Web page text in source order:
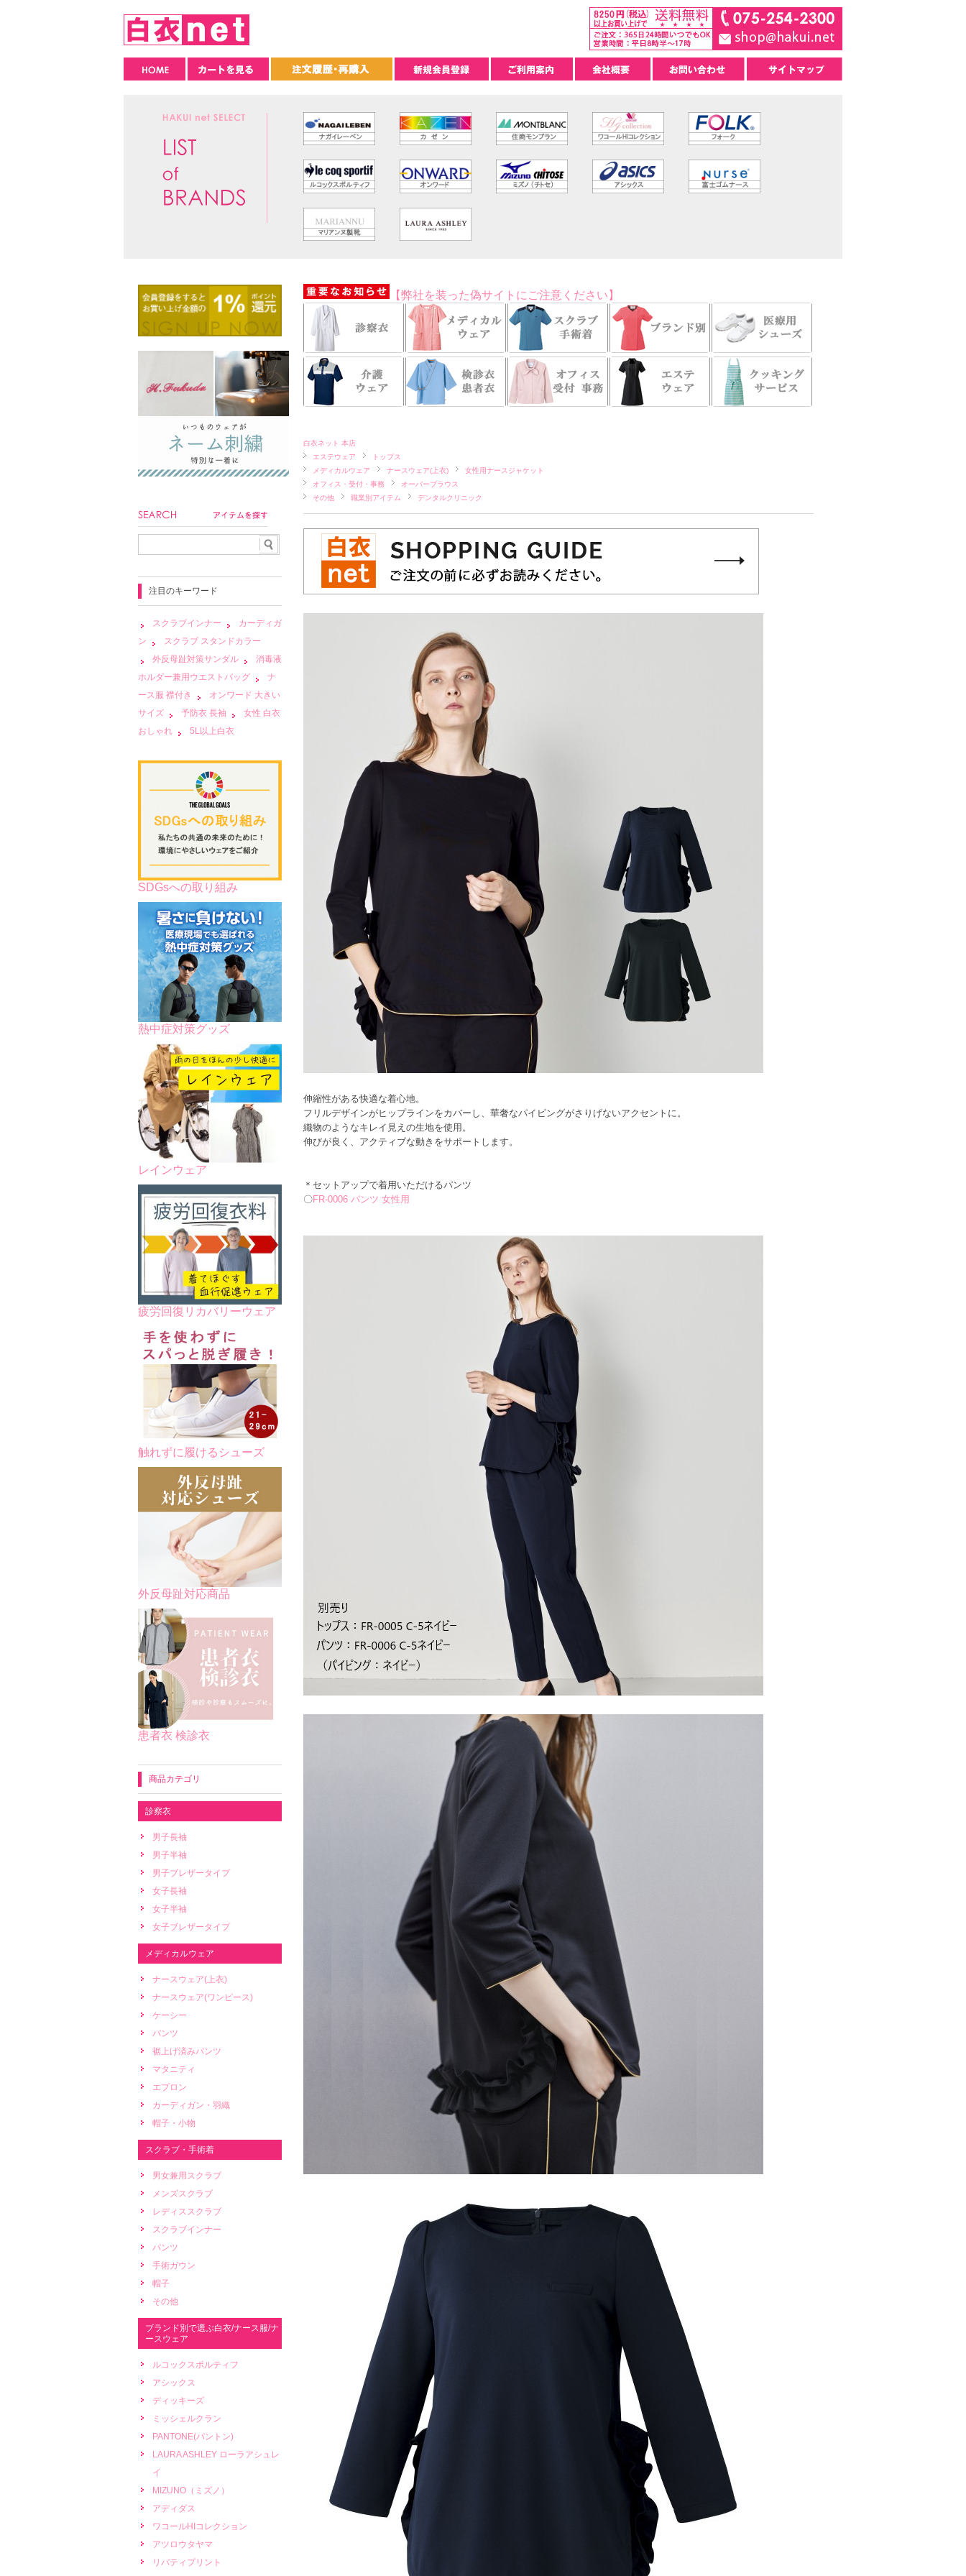
【弊社を装った偽サイトにご注意ください】
白衣ネット 本店
エステウェア
トップス
メディカルウェア
ナースウェア(上衣)
女性用ナースジャケット
オフィス・受付・事務
オーバーブラウス
その他
職業別アイテム デンタルクリニック
伸縮性がある快適な着心地。
フリルデザインがヒップラインをカバーし、華奢なパイピングがさりげないアクセントに。
織物のようなキレイ見えの生地を使用。
伸びが良く、アクティブな動きをサポートします。
＊セットアップで着用いただけるパンツ
〇FR-0006 パンツ 女性用
注目のキーワード
スクラブインナー
カーディガ
ン
スクラブ スタンドカラー
外反母趾対策サンダル
消毒液
ホルダー兼用ウエストバッグ
ナ
ース服 襟付き
オンワード 大きい
サイズ
予防衣 長袖
女性 白衣
おしゃれ
5L以上白衣
SDGsへの取り組み
熱中症対策グッズ
レインウェア
疲労回復リカバリーウェア
触れずに履けるシューズ
外反母趾対応商品
患者衣 検診衣
商品カテゴリ
診察衣
男子長袖
男子半袖
男子ブレザータイプ
女子長袖
女子半袖
女子ブレザータイプ
メディカルウェア
ナースウェア(上衣)
ナースウェア(ワンピース)
ケーシー
パンツ
裾上げ済みパンツ
マタニティ
エプロン
カーディガン・羽織
帽子・小物
スクラブ・手術着
男女兼用スクラブ
メンズスクラブ
レディススクラブ
スクラブインナー
パンツ
手術ガウン
帽子
その他
ブランド別で選ぶ白衣/ナース服/ナ
ースウェア
ルコックスポルティフ
アシックス
ディッキーズ
ミッシェルクラン
PANTONE(パントン)
LAURA ASHLEY ローラアシュレ
イ
MIZUNO（ミズノ）
アディダス
ワコールHIコレクション
アツロウタヤマ
リバティプリント